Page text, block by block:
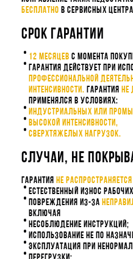
12 месяцев с момента
Гарантия действует при
профессиональной
интенсивности. Гарантия не
применялся в условиях:
индустриальных или
высокой интенсивности,
сверхтяжелых нагрузок.
Срок гарантии
Гарантия не распространяется
Естественный износ
Повреждения из-за
включая
несоблюдение инструкций;
использование не по
эксплуатация при
перегрузки;
Случаи, не
бесплатно в сервисных